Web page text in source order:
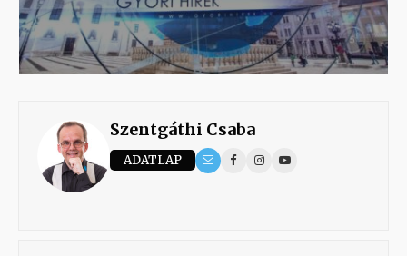
Szentgáthi Csaba
ADATLAP